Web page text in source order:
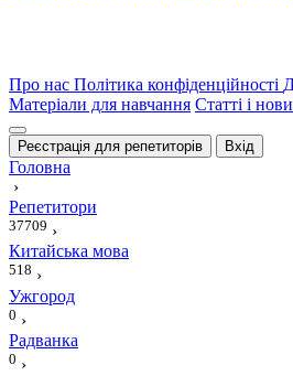
Про нас Політика конфіденційності
Матеріали для навчання Статті і
Реєстрація для репетиторів Вхід
Головна
›
Репетитори
37709 ›
Китайська мова
518 ›
Ужгород
0 ›
Радванка
0 ›